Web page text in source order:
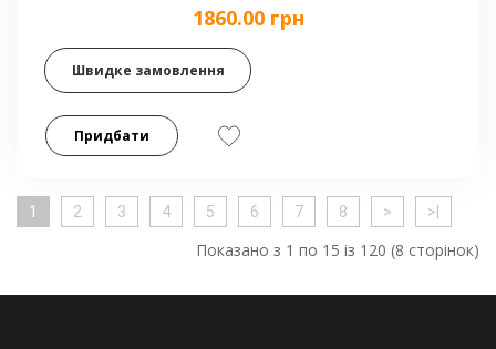
1860.00 грн
Швидке замовлення
Придбати
1 2 3 4 5 6 7 8 > >|
Показано з 1 по 15 із 120 (8 сторінок)